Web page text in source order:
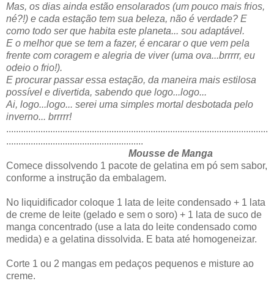
Mas, os dias ainda estão ensolarados (um pouco mais frios,
né?!) e cada estação tem sua beleza, não é verdade? E
como todo ser que habita este planeta... sou adaptável.
E o melhor que se tem a fazer, é encarar o que vem pela
frente com coragem e alegria de viver (uma ova...brrrrr, eu
odeio o frio!).
E procurar passar essa estação, da maneira mais estilosa
possível e divertida, sabendo que logo...logo...
Ai, logo...logo... serei uma simples mortal desbotada pelo
inverno... brrrrr!
...........................................................................................................
........................................................
Mousse de Manga
Comece dissolvendo 1 pacote de gelatina em pó sem sabor,
conforme a instrução da embalagem.
No liquidificador coloque 1 lata de leite condensado + 1 lata
de creme de leite (gelado e sem o soro) + 1 lata de suco de
manga concentrado (use a lata do leite condensado como
medida) e a gelatina dissolvida. E bata até homogeneizar.
Corte 1 ou 2 mangas em pedaços pequenos e misture ao
creme.